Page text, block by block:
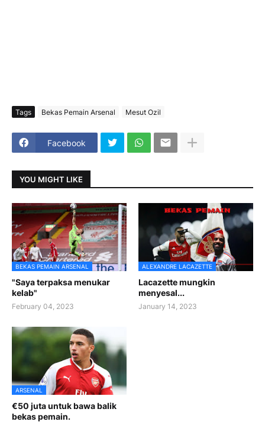
Tags Bekas Pemain Arsenal Mesut Ozil
Facebook
YOU MIGHT LIKE
BEKAS PEMAIN ARSENAL
"Saya terpaksa menukar
kelab"
February 04, 2023
ALEXANDRE LACAZETTE
Lacazette mungkin
menyesal...
January 14, 2023
ARSENAL
€50 juta untuk bawa balik
bekas pemain.